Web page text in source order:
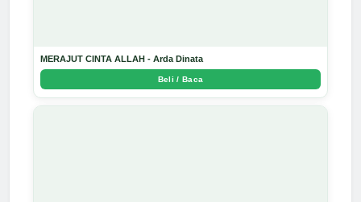
MERAJUT CINTA ALLAH - Arda Dinata
Beli / Baca